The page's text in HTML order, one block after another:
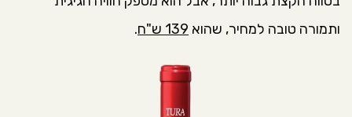
ותמורה טובה למחיר, שהוא 139 ש"ח .